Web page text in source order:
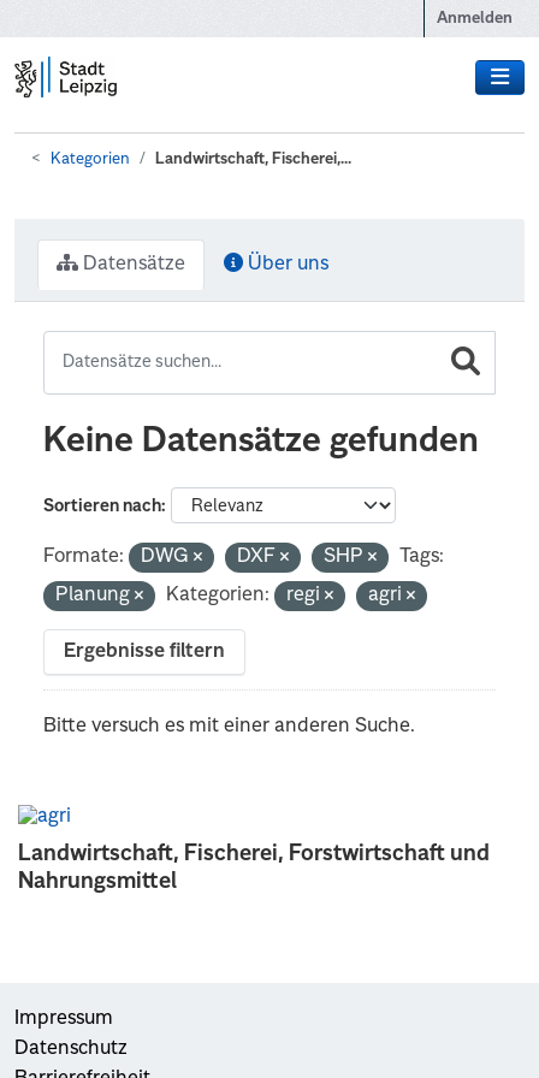
Anmelden
Kategorien Landwirtschaft, Fischerei,...
Landwirtschaft, Fischerei, Forstwirtschaft und
Nahrungsmittel
Datensätze Über uns
Keine Datensätze gefunden
Sortieren nach
Formate: DWG DXF SHP
Tags:
Planung
Kategorien: regi agri
Ergebnisse filtern
Bitte versuch es mit einer anderen Suche.
Impressum
Datenschutz